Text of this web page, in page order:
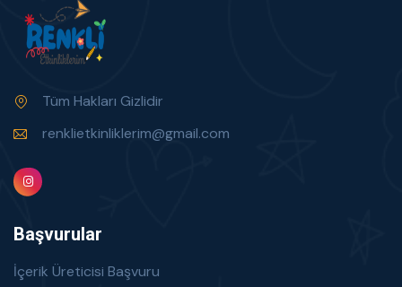
Tüm Hakları Gizlidir
renklietkinliklerim@gmail.com
Başvurular
İçerik Üreticisi Başvuru